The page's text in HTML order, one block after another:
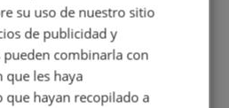
26.03.2026
su uso de nuestro sitio
de publicidad y
pueden combinarla con
les haya
hayan recopilado a